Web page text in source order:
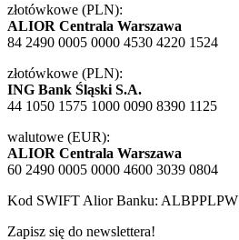
złotówkowe (PLN):
ALIOR Centrala Warszawa
84 2490 0005 0000 4530 4220 1524
złotówkowe (PLN):
ING Bank Śląski S.A.
44 1050 1575 1000 0090 8390 1125
walutowe (EUR):
ALIOR Centrala Warszawa
60 2490 0005 0000 4600 3039 0804
Kod SWIFT Alior Banku: ALBPPLPW
Zapisz się do newslettera!